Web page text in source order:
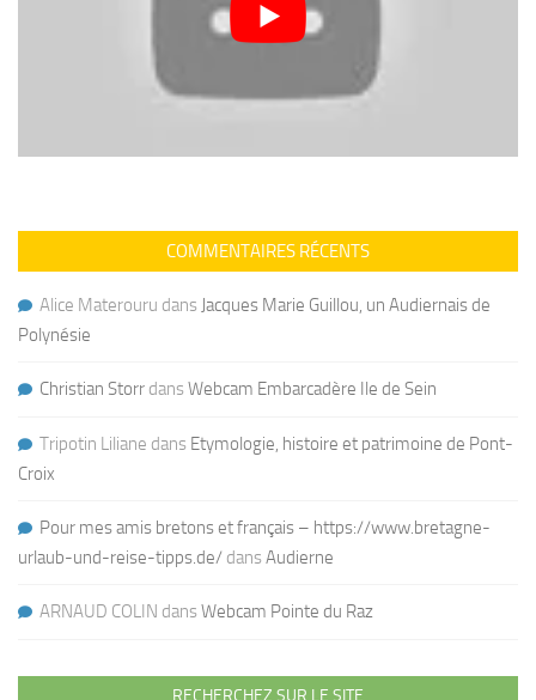
COMMENTAIRES RÉCENTS
Alice Materouru dans Jacques Marie Guillou, un Audiernais de
Polynésie
Christian Storr dans Webcam Embarcadère Ile de Sein
Tripotin Liliane dans Etymologie, histoire et patrimoine de Pont-
Croix
Pour mes amis bretons et français – https://www.bretagne-
urlaub-und-reise-tipps.de/ dans Audierne
ARNAUD COLIN dans Webcam Pointe du Raz